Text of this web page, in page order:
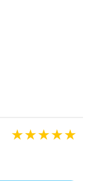
★★★★★